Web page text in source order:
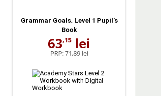
Grammar Goals. Level 1 Pupil's
Book
63,15 lei
PRP:71,89 lei